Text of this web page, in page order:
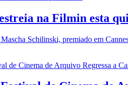
na Filmin esta
Schilinski, premiado em